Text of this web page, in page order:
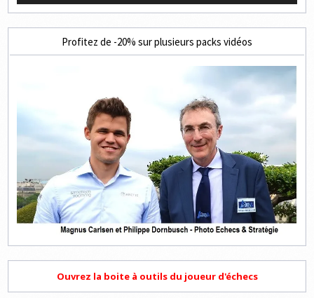
Profitez de -20% sur plusieurs packs vidéos
Ouvrez la boite à outils du joueur d'échecs